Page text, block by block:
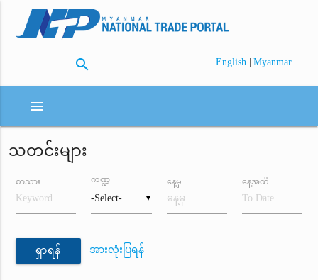
search English | Myanmar
menu
သတင်းများ
စာသား
▼
ကဏ္ဍ နေ့မှ နေ့အထိ
ရှာရန် အားလုံးပြရန်